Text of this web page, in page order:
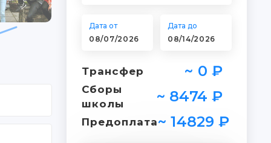
Дата от Дата до
Трансфер ~ 0 ₽
Сборы
школы
~ 8474 ₽
Предоплата~ 14829 ₽